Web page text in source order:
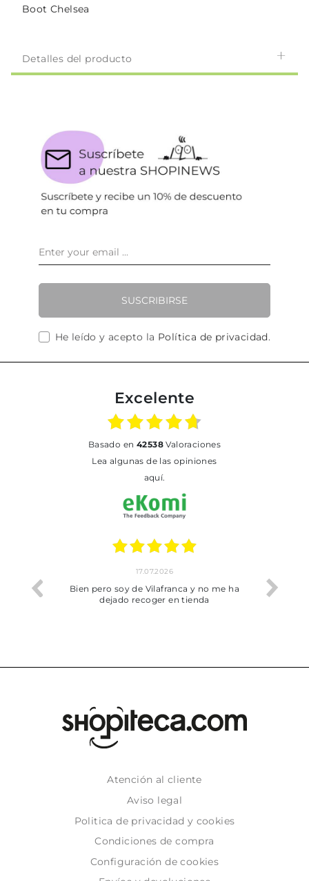
Boot Chelsea
Detalles del producto
SUSCRIBIRSE
He leído y acepto la Política de privacidad.
Excelente
basado en 42538Valoraciones
Lea algunas de las opiniones
aquí.
trobat
17.07.2026
Bien pero soy de Vilafranca y no me ha
dejado recoger en tienda
Atención al cliente
Aviso legal
Politica de privacidad y cookies
Condiciones de compra
Configuración de cookies